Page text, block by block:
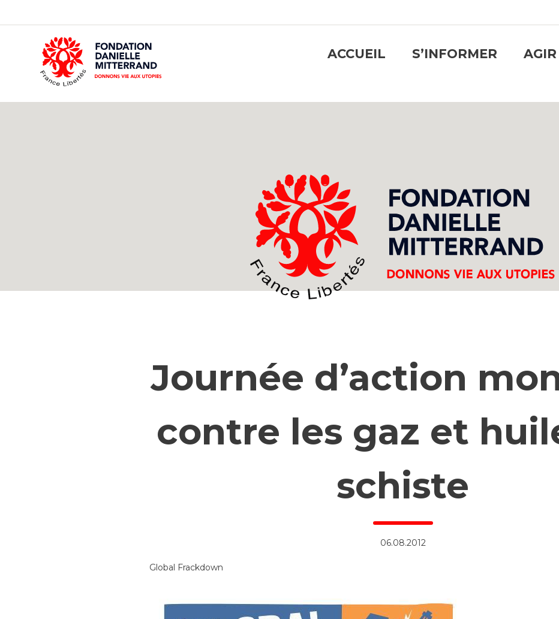
CONTENT
ACCUEIL S’INFORMER AGIR
Journée d’action
contre les gaz et
schiste
06.08.2012
Global Frackdown